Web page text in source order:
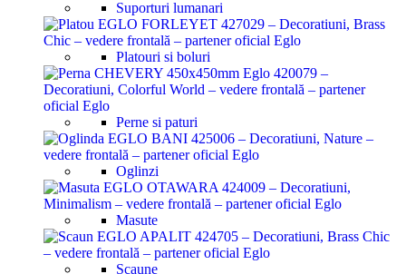
Suporturi lumanari
Platouri si boluri
Perne si paturi
Oglinzi
Masute
Scaune